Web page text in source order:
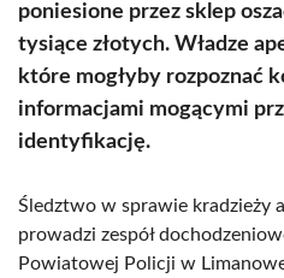
poniesione przez sklep
tysiące złotych. Władze
które mogłyby rozpoznać
informacjami mogącymi
identyfikację.
Śledztwo w sprawie kradzieży
prowadzi zespół
Powiatowej Policji w